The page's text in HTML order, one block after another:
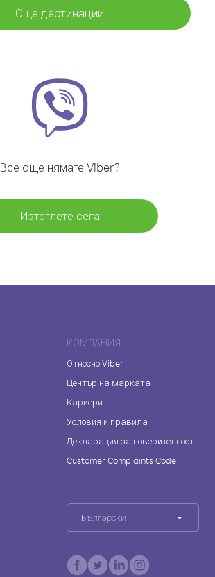
Още дестинации
Все още нямате Viber?
Изтеглете сега
КОМПАНИЯ
Относно Viber
Център на марката
Кариери
Условия и правила
Декларация за поверителност
Customer Complaints Code
Български